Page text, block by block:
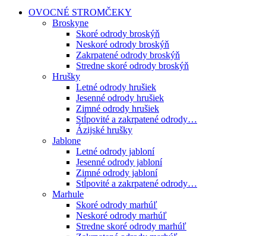
OVOCNÉ STROMČEKY
Broskyne
Skoré odrody broskýň
Neskoré odrody broskýň
Zakrpatené odrody broskýň
Stredne skoré odrody broskýň
Hrušky
Letné odrody hrušiek
Jesenné odrody hrušiek
Zimné odrody hrušiek
Stĺpovité a zakrpatené odrody…
Ázijské hrušky
Jablone
Letné odrody jabloní
Jesenné odrody jabloní
Zimné odrody jabloní
Stĺpovité a zakrpatené odrody…
Marhule
Skoré odrody marhúľ
Neskoré odrody marhúľ
Stredne skoré odrody marhúľ